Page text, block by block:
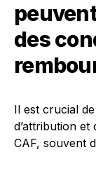
des
Il est crucial
d’attribution et
CAF, souvent